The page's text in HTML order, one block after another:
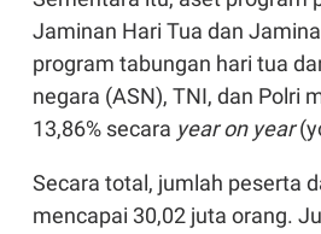
Jaminan Hari Tua dan
program tabungan hari tua
negara (ASN), TNI, dan Polri
13,86% secara year on year
Secara total, jumlah peserta
mencapai 30,02 juta orang.